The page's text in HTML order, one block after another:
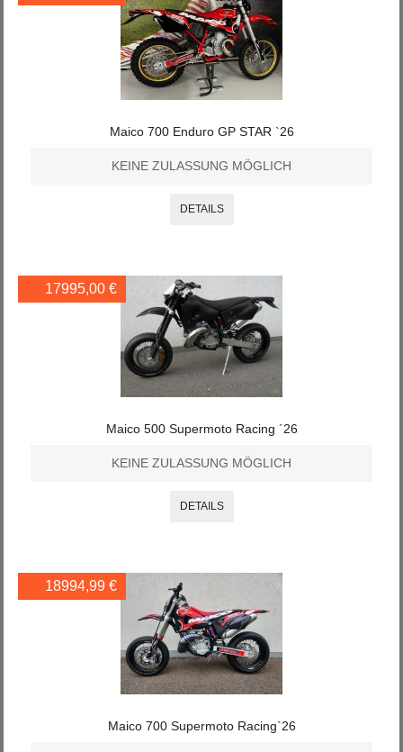
Maico 700 Enduro GP STAR `26
KEINE ZULASSUNG MÖGLICH
DETAILS
17995,00 €
Maico 500 Supermoto Racing ´26
KEINE ZULASSUNG MÖGLICH
DETAILS
18994,99 €
Maico 700 Supermoto Racing`26